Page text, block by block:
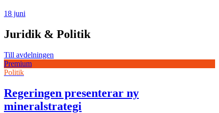
18 juni
Juridik & Politik
Till avdelningen
Premium
Politik
Regeringen presenterar ny
mineralstrategi